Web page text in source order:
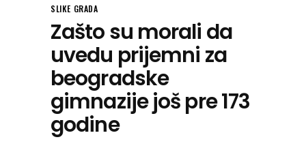
SLIKE GRADA
Zašto su morali da
uvedu prijemni za
beogradske
gimnazije još pre 173
godine